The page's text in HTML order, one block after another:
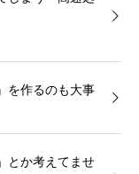
を作るのも大事
とか考えてませ